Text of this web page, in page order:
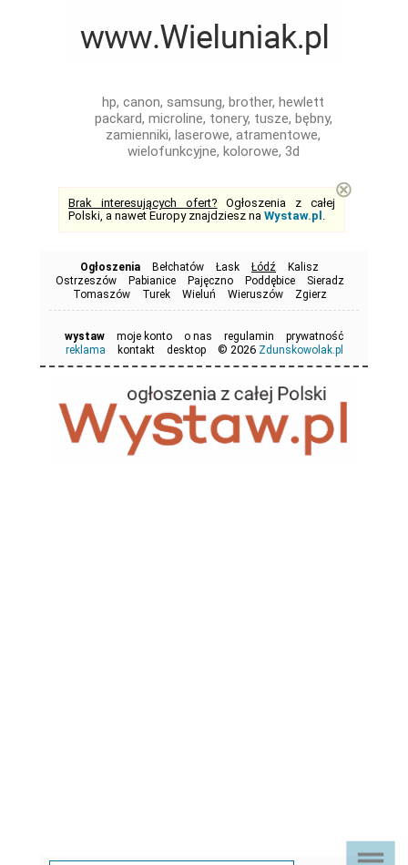
hp, canon, samsung, brother, hewlett
packard, microline, tonery, tusze, bębny,
zamienniki, laserowe, atramentowe,
wielofunkcyjne, kolorowe, 3d
Brak interesujących ofert? Ogłoszenia z całej
Polski, a nawet Europy znajdziesz na Wystaw.pl .
⊗
Ogłoszenia Bełchatów Łask Łódź
Kalisz
Ostrzeszów
Pabianice Pajęczno Poddębice
Sieradz
Tomaszów
Turek Wieluń Wieruszów Zgierz
wystaw moje konto o nas regulamin
prywatność
reklama
kontakt desktop © 2026 Zdunskowolak.pl